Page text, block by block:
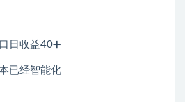
日收益40➕
已经智能化